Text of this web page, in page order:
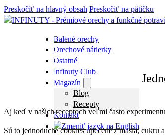
Preskočiť na hlavný obsah Preskočiť na pätičku
Balené orechy
Orechové nátierky
Ostatné
Infinuty Club
Magazín
Blog
Recepty
Kontakt
Aj keď v našich receptoch veľmi často
Sú to jednoduché cookies upečené z masla,